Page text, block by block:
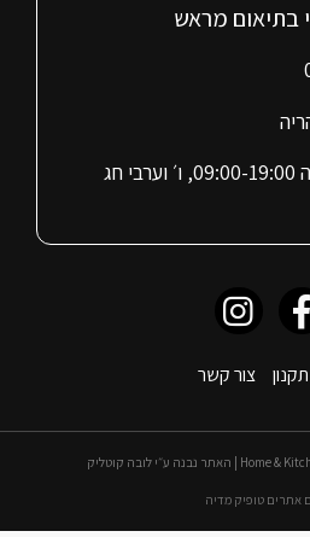
תקנון צור קשר
בתיאום מראש
שעות פתיחה: א-ה 09:00-19:00, ו׳ וערבי חג
אתרים טופיק מדיה